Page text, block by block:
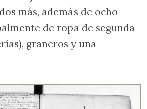
más, además de ocho
de ropa de segunda
graneros y una